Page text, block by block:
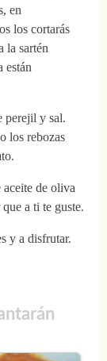
en
los cortarás
la sartén
están
perejil y sal.
los rebozas
aceite de oliva
a ti te guste.
y a disfrutar.